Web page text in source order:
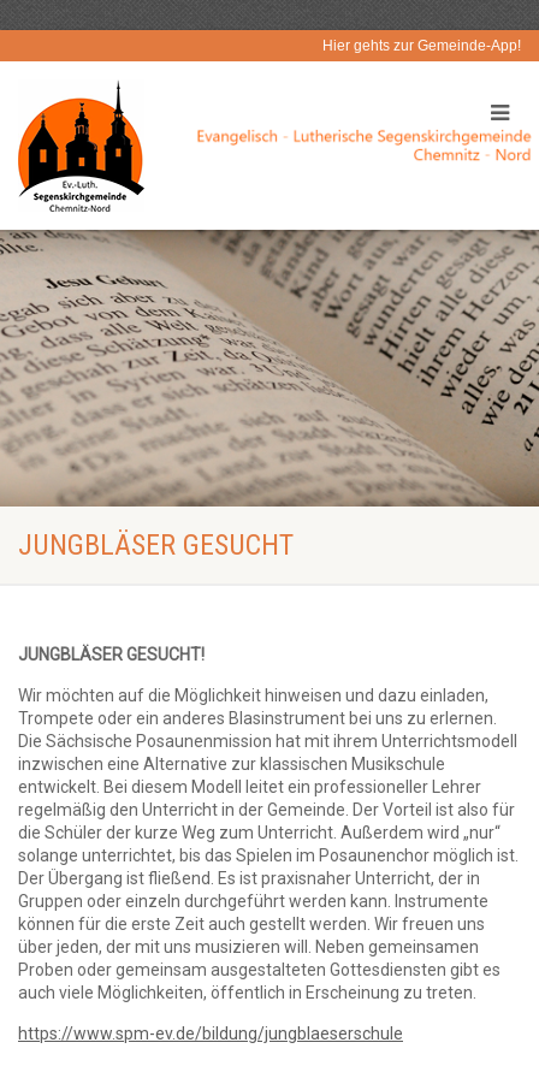
Hier gehts zur Gemeinde-App!
JUNGBLÄSER GESUCHT
JUNGBLÄSER GESUCHT!
Wir möchten auf die Möglichkeit hinweisen und dazu einladen,
Trompete oder ein anderes Blasinstrument bei uns zu erlernen.
Die Sächsische Posaunenmission hat mit ihrem Unterrichtsmodell
inzwischen eine Alternative zur klassischen Musikschule
entwickelt. Bei diesem Modell leitet ein professioneller Lehrer
regelmäßig den Unterricht in der Gemeinde. Der Vorteil ist also für
die Schüler der kurze Weg zum Unterricht. Außerdem wird „nur“
solange unterrichtet, bis das Spielen im Posaunenchor möglich ist.
Der Übergang ist fließend. Es ist praxisnaher Unterricht, der in
Gruppen oder einzeln durchgeführt werden kann. Instrumente
können für die erste Zeit auch gestellt werden. Wir freuen uns
über jeden, der mit uns musizieren will. Neben gemeinsamen
Proben oder gemeinsam ausgestalteten Gottesdiensten gibt es
auch viele Möglichkeiten, öffentlich in Erscheinung zu treten.
https://www.spm-ev.de/bildung/jungblaeserschule